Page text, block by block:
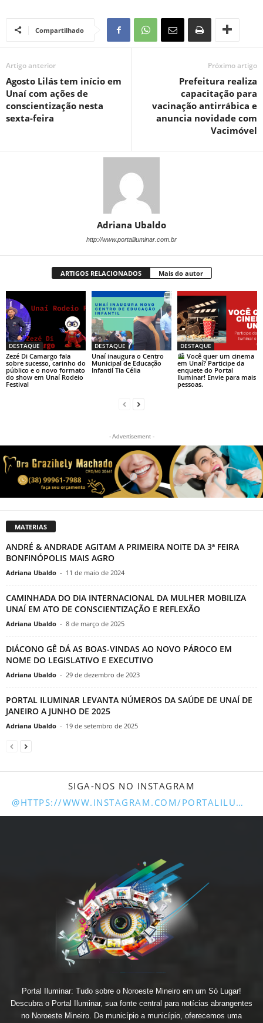
Compartilhado
Artigo anterior
Agosto Lilás tem início em
Unaí com ações de
conscientização nesta
sexta-feira
Próximo artigo
Prefeitura realiza
capacitação para
vacinação antirrábica e
anuncia novidade com
Vacimóvel
Adriana Ubaldo
http://www.portaliluminar.com.br
ARTIGOS RELACIONADOS Mais do autor
DESTAQUE
Zezé Di Camargo fala
sobre sucesso, carinho do
público e o novo formato
do show em Unaí Rodeio
Festival
DESTAQUE
Unaí inaugura o Centro
Municipal de Educação
Infantil Tia Célia
DESTAQUE
Você quer um cinema
em Unaí? Participe da
enquete do Portal
Iluminar! Envie para mais
pessoas.
- Advertisement -
MATERIAS
ANDRÉ & ANDRADE AGITAM A PRIMEIRA NOITE DA 3ª FEIRA
BONFINÓPOLIS MAIS AGRO
Adriana Ubaldo - 11 de maio de 2024
CAMINHADA DO DIA INTERNACIONAL DA MULHER MOBILIZA
UNAÍ EM ATO DE CONSCIENTIZAÇÃO E REFLEXÃO
Adriana Ubaldo - 8 de março de 2025
DIÁCONO GÊ DÁ AS BOAS-VINDAS AO NOVO PÁROCO EM
NOME DO LEGISLATIVO E EXECUTIVO
Adriana Ubaldo - 29 de dezembro de 2023
PORTAL ILUMINAR LEVANTA NÚMEROS DA SAÚDE DE UNAÍ DE
JANEIRO A JUNHO DE 2025
Adriana Ubaldo - 19 de setembro de 2025
SIGA-NOS NO INSTAGRAM
@HTTPS://WWW.INSTAGRAM.COM/PORTALILUMINARUNAI/
Portal Iluminar: Tudo sobre o Noroeste Mineiro em um Só Lugar!
Descubra o Portal Iluminar, sua fonte central para notícias abrangentes
no Noroeste Mineiro. De município a município, oferecemos uma